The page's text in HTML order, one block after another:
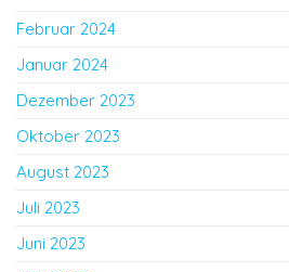
Februar 2024
Januar 2024
Dezember 2023
Oktober 2023
August 2023
Juli 2023
Juni 2023